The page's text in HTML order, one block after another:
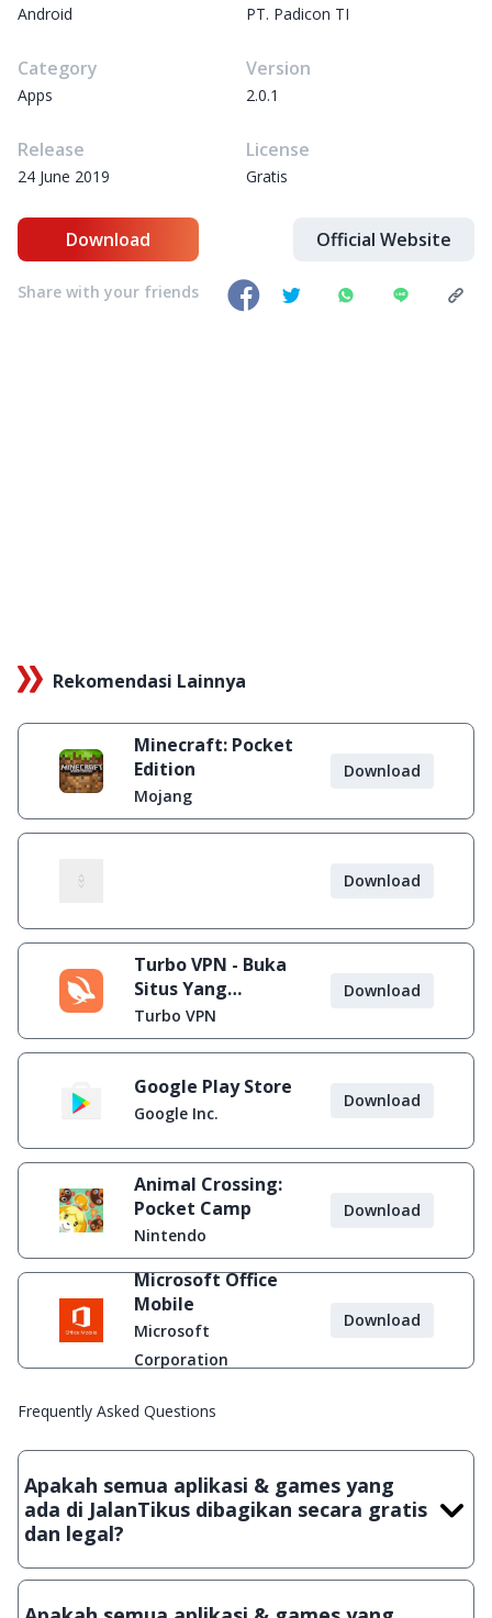
Android PT. Padicon TI
Category
Apps
Version
2.0.1
Release
24 June 2019
License
Gratis
Download Official Website
Share with your friends
Rekomendasi Lainnya
Minecraft: Pocket
Edition
Mojang
Download
Download
Turbo VPN - Buka
Situs Yang
Diblokir
Turbo VPN
Download
Google Play Store
Google Inc.
Download
Animal Crossing:
Pocket Camp
Nintendo
Download
Microsoft Office
Mobile
Microsoft
Corporation
Download
Frequently Asked Questions
Apakah semua aplikasi & games yang
ada di JalanTikus dibagikan secara gratis
dan legal?
Ya, JalanTikus hanya membagikan aplikasi & games yang